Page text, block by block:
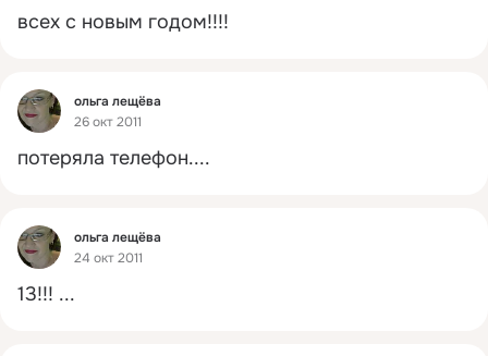
всех с новым годом!!!!
Фид
ольга лещёва
26 окт 2011
потеряла телефон....
Фид
ольга лещёва
24 окт 2011
13!!! ...